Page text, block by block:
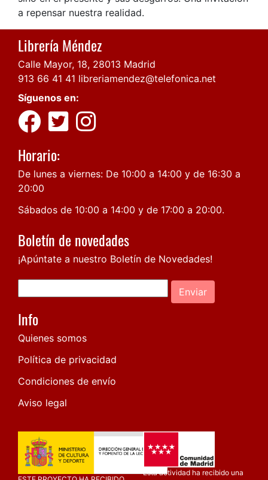
a repensar nuestra realidad.
Librería Méndez
Calle Mayor, 18, 28013 Madrid
913 66 41 41 libreriamendez@telefonica.net
Síguenos en:
Horario:
De lunes a viernes: De 10:00 a 14:00 y de 16:30 a
20:00
Sábados de 10:00 a 14:00 y de 17:00 a 20:00.
Boletín de novedades
¡Apúntate a nuestro Boletín de Novedades!
Enviar
Info
Quienes somos
Política de privacidad
Condiciones de envío
Aviso legal
Esta actividad ha recibido una